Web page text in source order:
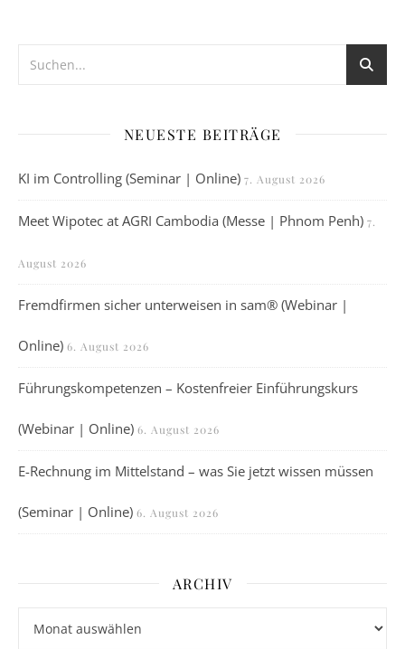
NEUESTE BEITRÄGE
KI im Controlling (Seminar | Online) 7. August 2026
Meet Wipotec at AGRI Cambodia (Messe | Phnom Penh) 7.
August 2026
Fremdfirmen sicher unterweisen in sam® (Webinar |
Online) 6. August 2026
Führungskompetenzen – Kostenfreier Einführungskurs
(Webinar | Online) 6. August 2026
E-Rechnung im Mittelstand – was Sie jetzt wissen müssen
(Seminar | Online) 6. August 2026
ARCHIV